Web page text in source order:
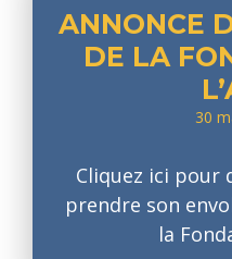
ANNONCE
DE LA
30
Cliquez ici pour
prendre son
la